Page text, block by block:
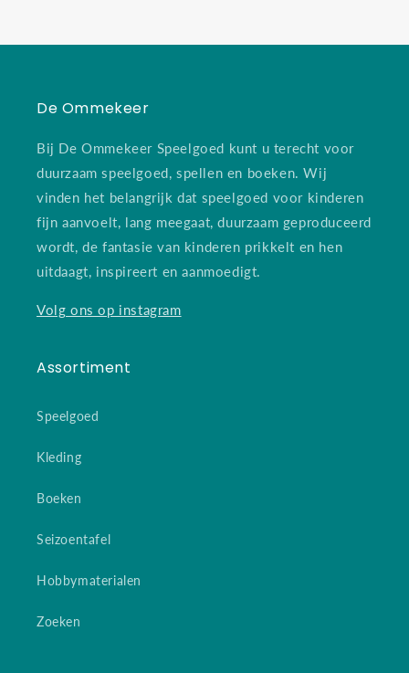
De Ommekeer
Bij De Ommekeer Speelgoed kunt u terecht voor
duurzaam speelgoed, spellen en boeken. Wij
vinden het belangrijk dat speelgoed voor kinderen
fijn aanvoelt, lang meegaat, duurzaam geproduceerd
wordt, de fantasie van kinderen prikkelt en hen
uitdaagt, inspireert en aanmoedigt.
Volg ons op instagram
Assortiment
Speelgoed
Kleding
Boeken
Seizoentafel
Hobbymaterialen
Zoeken